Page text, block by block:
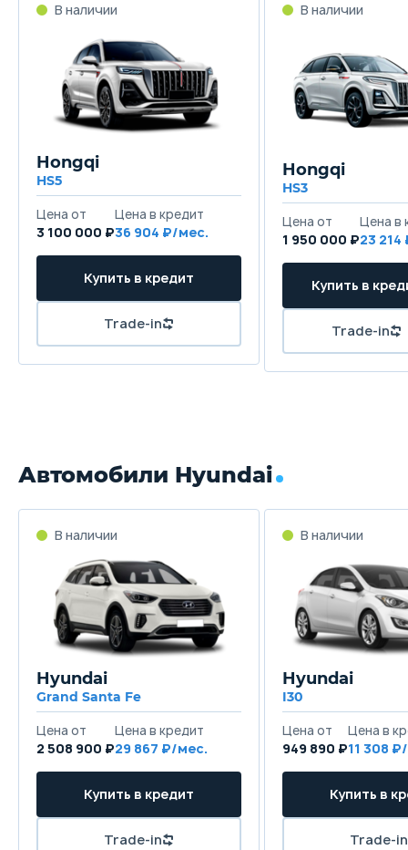
В наличии
Hongqi
HS5
Цена от
3 100 000 ₽
Цена в кредит
36 904 ₽/мес.
Купить в кредит
Trade-in
В наличии
Hongqi
HS3
Цена от
1 950 000 ₽
Цена в
23
Купить в
Trade-in
Автомобили Hyundai
В наличии
Hyundai
Grand Santa Fe
Цена от
2 508 900 ₽
Цена в кредит
29 867 ₽/мес.
Купить в кредит
Trade-in
В наличии
Hyundai
I30
Цена от
949 890 ₽
Цена в
11 308
Купить в
Trade-in